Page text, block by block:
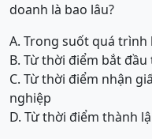
doanh là bao lâu?
A. Trong suốt quá trình
B. Từ thời điểm bắt
C. Từ thời điểm nhận
nghiệp
D. Từ thời điểm thành